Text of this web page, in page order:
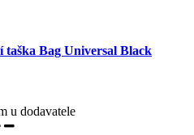
Bag Universal Black
u dodavatele